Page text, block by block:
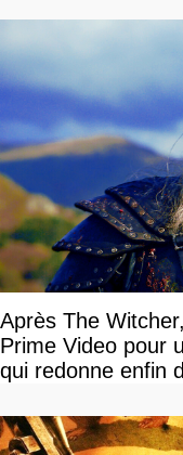
Après The
Prime Video pour
qui redonne enfin